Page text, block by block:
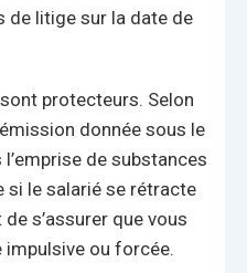
de litige sur la date de
protecteurs. Selon
donnée sous le
de substances
si le salarié se rétracte
s’assurer que vous
impulsive ou forcée.